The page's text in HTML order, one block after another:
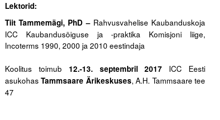
Kontakt
Oskusteave
Lektorid:
Tiit Tammemägi, PhD – Rahvusvahelise Kaubanduskoja
ICC Kaubandusõiguse ja -praktika Komisjoni liige,
Incoterms 1990, 2000 ja 2010 eestindaja
Koolitus toimub 12.-13. septembril 2017 ICC Eesti
asukohasTammsaare Ärikeskuses, A.H. Tammsaare tee
47